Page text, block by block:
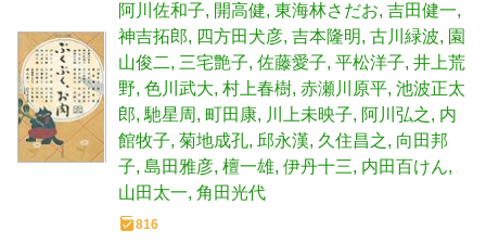
阿川佐和子 開高健 東海林さだお 吉田健一
神吉拓郎
四方田犬彦 吉本隆明 古川緑波
園
山俊二
三宅艶子 佐藤愛子 平松洋子 井上荒
野 色川武大 村上春樹 赤瀬川原平 池波正太
郎 馳星周 町田康 川上未映子 阿川弘之
内
館牧子 菊地成孔 邱永漢 久住昌之
向田邦
子 島田雅彦 檀一雄 伊丹十三 内田百けん
山田太一 角田光代
816